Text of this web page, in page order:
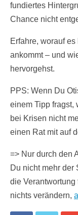
fundiertes
Chance nicht
Erfahre, worauf
ankommt – und
hervorgehst.
PPS: Wenn Du
einem Tipp fragst,
bei Krisen nicht
einen Rat mit auf
=> Nur durch den
Du nicht mehr
die
nichts verändern,